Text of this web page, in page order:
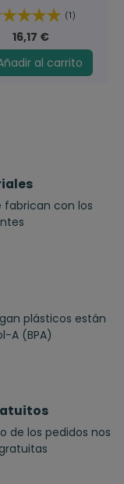
(1)
16,17 €
al carrito
fabrican con los
plásticos están
A (BPA)
de los pedidos nos